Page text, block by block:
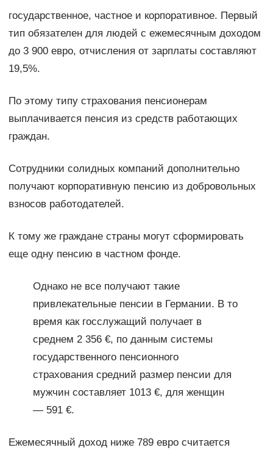
государственное, частное и корпоративное. Первый
тип обязателен для людей с ежемесячным доходом
до 3 900 евро, отчисления от зарплаты составляют
19,5%.
По этому типу страхования пенсионерам
выплачивается пенсия из средств работающих
граждан.
Сотрудники солидных компаний дополнительно
получают корпоративную пенсию из добровольных
взносов работодателей.
К тому же граждане страны могут сформировать
еще одну пенсию в частном фонде.
Однако не все получают такие
привлекательные пенсии в Германии. В то
время как госслужащий получает в
среднем 2 356 €, по данным системы
государственного пенсионного
страхования средний размер пенсии для
мужчин составляет 1013 €, для женщин
— 591 €.
Ежемесячный доход ниже 789 евро считается